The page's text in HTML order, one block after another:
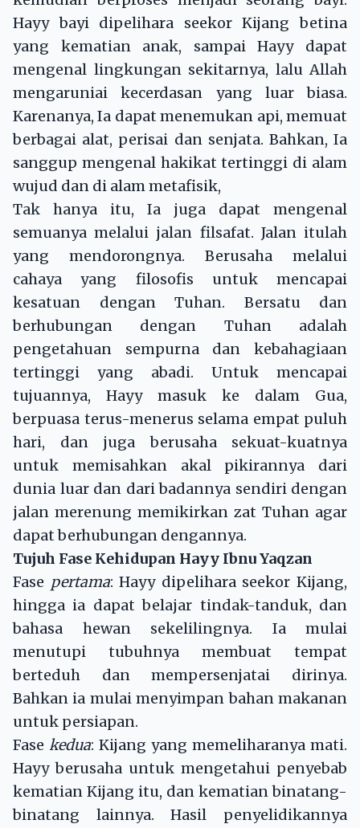
Hayy bayi dipelihara seekor Kijang betina
yang kematian anak, sampai Hayy dapat
mengenal lingkungan sekitarnya, lalu Allah
mengaruniai kecerdasan yang luar biasa.
Karenanya, Ia dapat menemukan api, memuat
berbagai alat, perisai dan senjata. Bahkan, Ia
sanggup mengenal hakikat tertinggi di alam
wujud dan di alam metafisik,
Tak hanya itu, Ia juga dapat mengenal
semuanya melalui jalan filsafat. Jalan itulah
yang mendorongnya. Berusaha melalui
cahaya yang filosofis untuk mencapai
kesatuan dengan Tuhan. Bersatu dan
berhubungan dengan Tuhan adalah
pengetahuan sempurna dan kebahagiaan
tertinggi yang abadi. Untuk mencapai
tujuannya, Hayy masuk ke dalam Gua,
berpuasa terus-menerus selama empat puluh
hari, dan juga berusaha sekuat-kuatnya
untuk memisahkan akal pikirannya dari
dunia luar dan dari badannya sendiri dengan
jalan merenung memikirkan zat Tuhan agar
dapat berhubungan dengannya.
Tujuh Fase Kehidupan Hayy Ibnu Yaqzan
Fase pertama: Hayy dipelihara seekor Kijang,
hingga ia dapat belajar tindak-tanduk, dan
bahasa hewan sekelilingnya. Ia mulai
menutupi tubuhnya membuat tempat
berteduh dan mempersenjatai dirinya.
Bahkan ia mulai menyimpan bahan makanan
untuk persiapan.
Fase kedua: Kijang yang memeliharanya mati.
Hayy berusaha untuk mengetahui penyebab
kematian Kijang itu, dan kematian binatang-
binatang lainnya. Hasil penyelidikannya